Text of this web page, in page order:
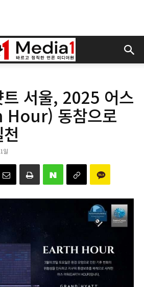
트 서울, 2025 어스
Hour) 동참으로
일